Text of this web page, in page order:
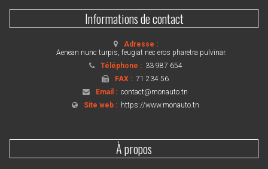
Informations de contact
Adresse :
Aenean nunc turpis, feugiat nec eros pharetra pulvinar.
Téléphone : 33 987 654
FAX :71 234 56
Email :contact@monauto.tn
Site web : https://www.monauto.tn
À propos